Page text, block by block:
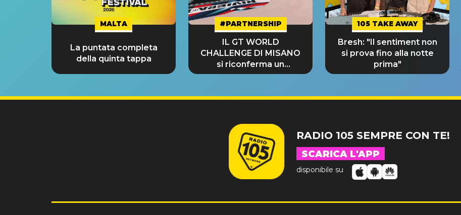
MALTA
La puntata completa
della quinta tappa
#PARTNERSHIP
IL GT WORLD
CHALLENGE DI MISANO
si riconferma un
GRANDE SUCCESSO!
105 TAKE AWAY
Bresh: "Il sentiment non
si prova fino alla notte
prima"
RADIO 105 SEMPRE CON TE!
SCARICA L'APP
disponibile su